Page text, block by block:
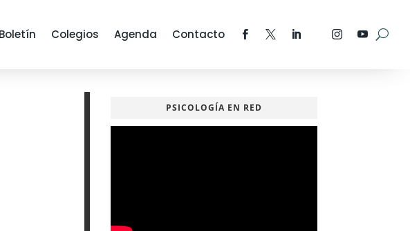
Boletín Colegios Agenda Contacto
PSICOLOGÍA EN RED